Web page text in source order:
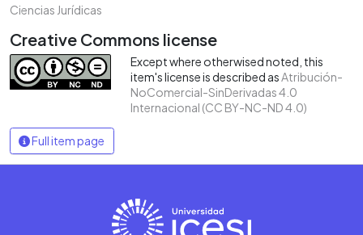
Ciencias Jurídicas
Creative Commons license
Except where otherwised noted, this
item's license is described asAtribución-
NoComercial-SinDerivadas 4.0
Internacional (CC BY-NC-ND 4.0)
Full item page